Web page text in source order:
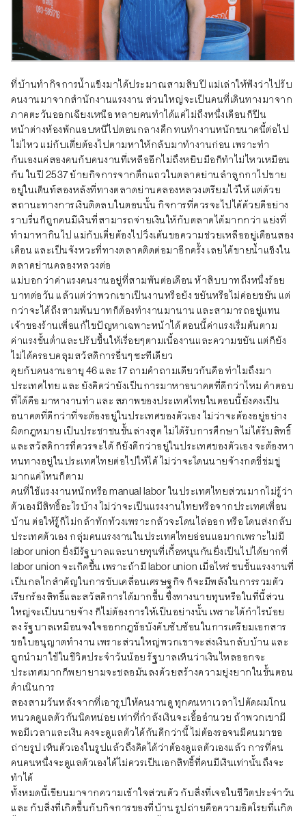
ที่บ้านทำกิจการน้ำแข็งมาได้ประมาณสามสิบปี แม่เล่าให้ฟังว่าไปรับ
คนงานมาจากสำนักงานแรงงาน ส่วนใหญ่จะเป็นคนที่เดินทางมาจาก
ภาคตะวันออกเฉียงเหนือ หลายคนทำได้แค่ไม่ถึงหนึ่งเดือนก็ปีน
หน้าต่างห้องพักแอบหนีไปตอนกลางดึก ทนทำงานหนักขนาดนี้ต่อไป
ไม่ไหว แม่กับเตี่ยต้องไปตามหาให้กลับมาทำงานก่อน เพราะทำ
กันเองแค่สองคนกับคนงานที่เหลืออีกไม่ถึงหยิบมือก็ทำไม่ไหวเหมือน
กัน ในปี 2537 ย้ายกิจการจากตึกแถวในตลาดย่านลำลูกกาไปขาย
อยู่ในเต็นท์สองหลังที่ทางตลาดย่านคลองหลวงเตรียมไว้ให้ แต่ด้วย
สถานะทางการเงินติดลบในตอนนั้น กิจการที่ควรจะไปได้ด้วยดีอย่าง
ราบรื่นก็ถูกคนมีเงินที่สามารถจ่ายเงินให้กับตลาดได้มากกว่า แย่งที่
ทำมาหากินไป แม่กับเตี่ยต้องไปวิ่งเต้นขอความช่วยเหลืออยู่เดือนสอง
เดือน และเป็นจังหวะที่ทางตลาดติดต่อมาอีกครั้ง เลยได้ขายน้ำแข็งใน
ตลาดย่านคลองหลวงต่อ
แม่บอกว่าค่าแรงคนงานอยู่ที่สามพันต่อเดือน ห้าสิบบาทถึงหนึ่งร้อย
บาทต่อวัน แล้วแต่ว่าพวกเขาเป็นงานหรือยัง ขยันหรือไม่ค่อยขยัน แต่
กว่าจะได้ถึงสามพันบาทก็ต้องทำงานมานาน และสามารถอยู่แทน
เจ้าของร้านเพื่อแก้ไขปัญหาเฉพาะหน้าได้ ตอนนี้ค่าแรงเริ่มต้นตาม
ค่าแรงขั้นต่ำและปรับขึ้นให้เรื่อยๆตามเนื้องานและความขยัน แต่ก็ยัง
ไม่ได้ครอบคลุมสวัสดิการอื่นๆ ซะทีเดียว
คุยกับคนงานอายุ 46 และ 17 ถามคำถามเดียวกันคือ ทำไมถึงมา
ประเทศไทย และ ยังคิดว่ายังเป็นการมาหาอนาคตที่ดีกว่าไหม คำตอบ
ที่ได้คือ มาหางานทำ และ สภาพของประเทศไทยในตอนนี้ยังคงเป็น
อนาคตที่ดีกว่าที่จะต้องอยู่ในประเทศของตัวเอง ไม่ว่าจะต้องอยู่อย่าง
ผิดกฎหมาย เป็นประชาชนชั้นล่างสุด ไม่ได้รับการศึกษา ไม่ได้รับสิทธิ์
และสวัสดิการที่ควรจะได้ ก็ยังดีกว่าอยู่ในประเทศของตัวเอง จะต้องหา
หนทางอยู่ในประเทศไทยต่อไปให้ได้ ไม่ว่าจะโดนนายจ้างกดขี่ข่มขู่
มากแค่ไหนก็ตาม
คนที่ใช้แรงงานหนักหรือ manual labor ในประเทศไทยส่วนมากไม่รู้ว่า
ตัวเองมีสิทธิ์อะไรบ้าง ไม่ว่าจะเป็นแรงงานไทยหรือจากประเทศเพื่อน
บ้าน ต่อให้รู้ก็ไม่กล้าทักท้วงเพราะกลัวจะโดนไล่ออก หรือ โดนส่งกลับ
ประเทศตัวเอง กลุ่มคนแรงงานในประเทศไทยอ่อนแอมากเพราะไม่มี
labor union ยิ่งมีรัฐบาลและนายทุนที่เกื้อหนุนกันยิ่งเป็นไปได้ยากที่
labor union จะเกิดขึ้น เพราะถ้ามี labor union เมื่อไหร่ ชนชั้นแรงงานที่
เป็นกลไกสำคัญในการขับเคลื่อนเศรษฐกิจ ก็จะมีพลังในการรวมตัว
เรียกร้องสิทธิ์และสวัสดิการได้มากขึ้น ซึ่งทางนายทุนหรือในที่นี้ส่วน
ใหญ่จะเป็นนายจ้าง ก็ไม่ต้องการให้เป็นอย่างนั้น เพราะได้กำไรน้อย
ลง รัฐบาลเหมือนจงใจออกกฎข้อบังคับซับซ้อนในการเตรียมเอกสาร
ขอใบอนุญาตทำงาน เพราะส่วนใหญ่พวกเขาจะส่งเงินกลับบ้าน และ
ถูกนำมาใช้ในชีวิตประจำวันน้อย รัฐบาลเห็นว่าเงินไหลออกจะ
ประเทศมากก็พยายามจะชลอมันลงด้วยสร้างความยุ่งยากในขั้นตอน
ดำเนินการ
สองสามวันหลังจากที่เอารูปให้คนงานดู ทุกคนหาเวลาไปตัดผมโกน
หนวดดูแลตัวกันนิดหน่อย เท่าที่กำลังเงินจะเอื้ออำนวย ถ้าพวกเขามี
พอมีเวลาและเงิน คงจะดูแลตัวได้กันดีกว่านี้ ไม่ต้องรอจนมีคนมาขอ
ถ่ายรูป เห็นตัวเองในรูปแล้วถึงคิดได้ว่าต้องดูแลตัวเองแล้ว การที่คน
คนคนหนึ่งจะดูแลตัวเองได้ไม่ควรเป็นเอกสิทธิ์ที่คนมีเงินเท่านั้นถึงจะ
ทำได้
ทั้งหมดนี้เขียนมาจากความเข้าใจส่วนตัว กับสิ่งที่เจอในชีวิตประจำวัน
และ กับสิ่งที่เกิดขึ้นกับกิจการของที่บ้าน รูปถ่ายคือความอิดโรยที่เเกิด